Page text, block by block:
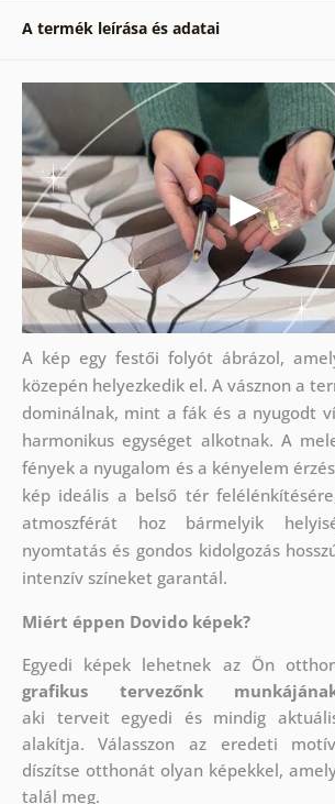
A termék leírása és adatai
A kép egy festői folyót ábrázol,
közepén helyezkedik el. A vásznon a
dominálnak, mint a fák és a nyugodt
harmonikus egységet alkotnak. A
fények a nyugalom és a kényelem
kép ideális a belső tér
atmoszférát hoz bármelyik
nyomtatás és gondos kidolgozás
intenzív színeket garantál.
Miért éppen Dovido képek?
Egyedi képek lehetnek az Ön
grafikus tervezőnk
aki terveit egyedi és mindig
alakítja. Válasszon az eredeti
díszítse otthonát olyan képekkel,
talál meg.